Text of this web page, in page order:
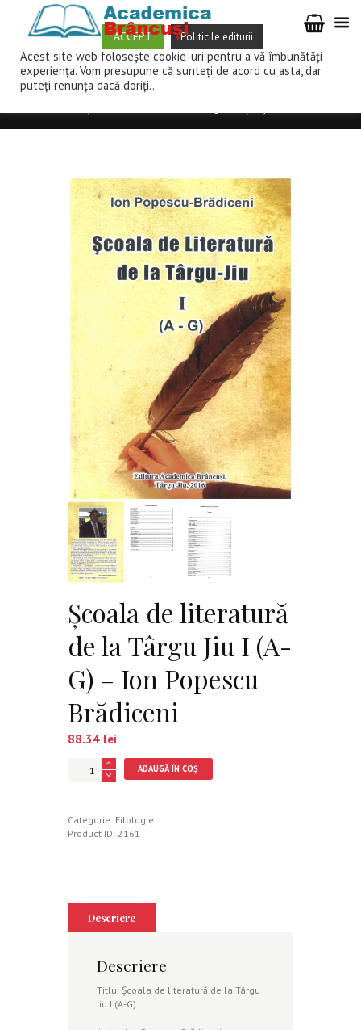
ENGLISH (THEORY AND PRACTICAL APPLICATIONS) – ADINA PAICU
Home
Magazin
Școala de literatură
de la Târgu Jiu I (A-
G) – Ion Popescu
Brădiceni
88.34 lei
Cantitate
Școala
de
la
G)
ADAUGĂ ÎN COȘ
Categorie: Filologie
Product ID: 2161
Descriere
Descriere
Titlu: Școala de literatură de la Târgu
Jiu I (A-G)
ACCEPT Politicile editurii
Acest site web folosește cookie-uri pentru a vă îmbunătăți
experiența. Vom presupune că sunteți de acord cu asta, dar
puteți renunța dacă doriți..